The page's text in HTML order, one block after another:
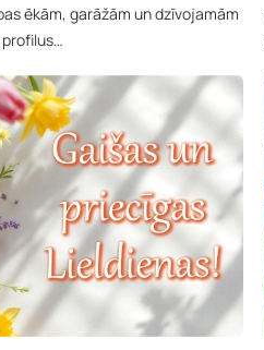
ēkām, garāžām un dzīvojamām